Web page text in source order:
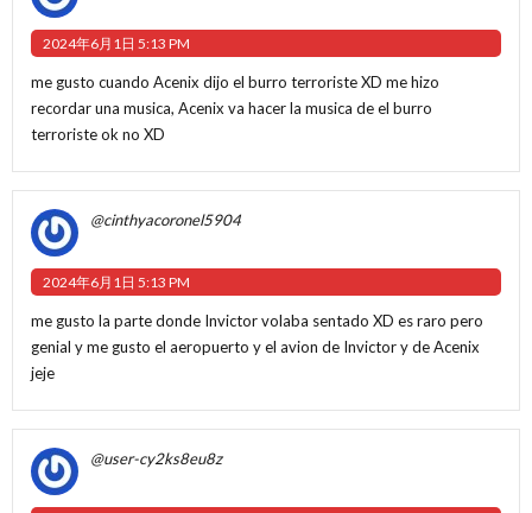
2024年6月1日 5:13 PM
me gusto cuando Acenix dijo el burro terroriste XD me hizo
recordar una musica, Acenix va hacer la musica de el burro
terroriste ok no XD
@cinthyacoronel5904
2024年6月1日 5:13 PM
me gusto la parte donde Invictor volaba sentado XD es raro pero
genial y me gusto el aeropuerto y el avion de Invictor y de Acenix
jeje
@user-cy2ks8eu8z